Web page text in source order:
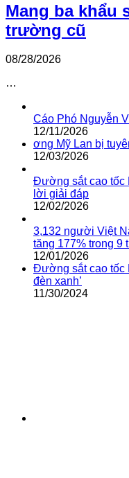
Mang ba khẩu
trường cũ
08/28/2026
…
Cáo Phó Nguyễn
12/11/2026
ơng Mỹ Lan bị
12/03/2026
Đường sắt cao tốc
lời giải đáp
12/02/2026
3,132 người Việt
tăng 177% trong 9
12/01/2026
Đường sắt cao tốc
đèn xanh’
11/30/2024